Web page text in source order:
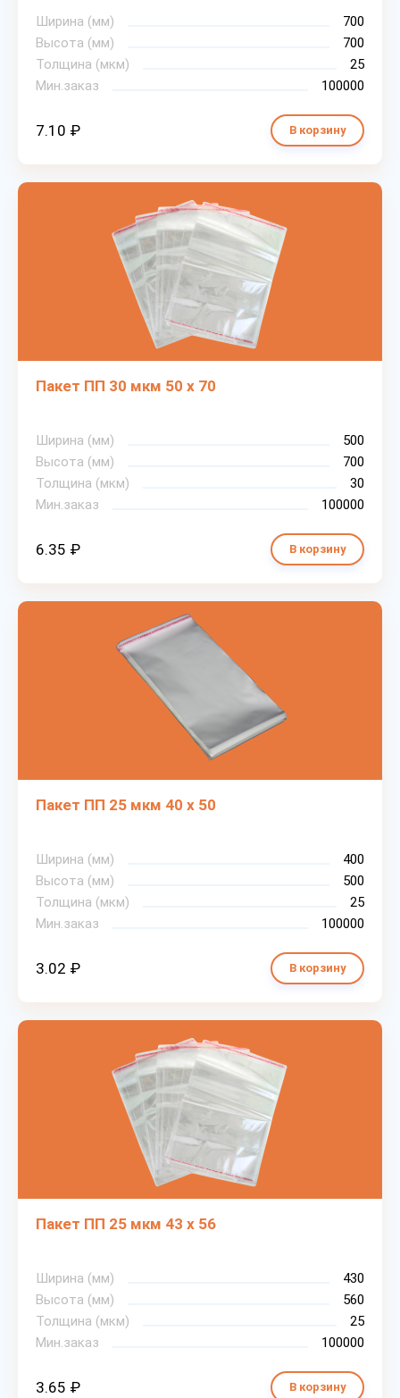
Ширина (мм)
700
Высота (мм)
700
Толщина (мкм)
25
Мин.заказ
100000
7.10 ₽ В корзину
Пакет ПП 30 мкм 50 х 70
Ширина (мм)
500
Высота (мм)
700
Толщина (мкм)
30
Мин.заказ
100000
6.35 ₽ В корзину
Пакет ПП 25 мкм 40 х 50
Ширина (мм)
400
Высота (мм)
500
Толщина (мкм)
25
Мин.заказ
100000
3.02 ₽ В корзину
Пакет ПП 25 мкм 43 х 56
Ширина (мм)
430
Высота (мм)
560
Толщина (мкм)
25
Мин.заказ
100000
3.65 ₽ В корзину